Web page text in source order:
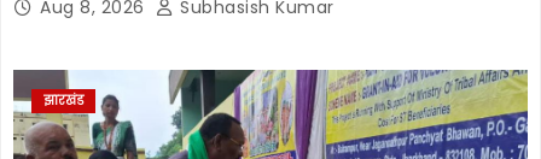
Aug 8, 2026 Subhasish Kumar
झारखंड